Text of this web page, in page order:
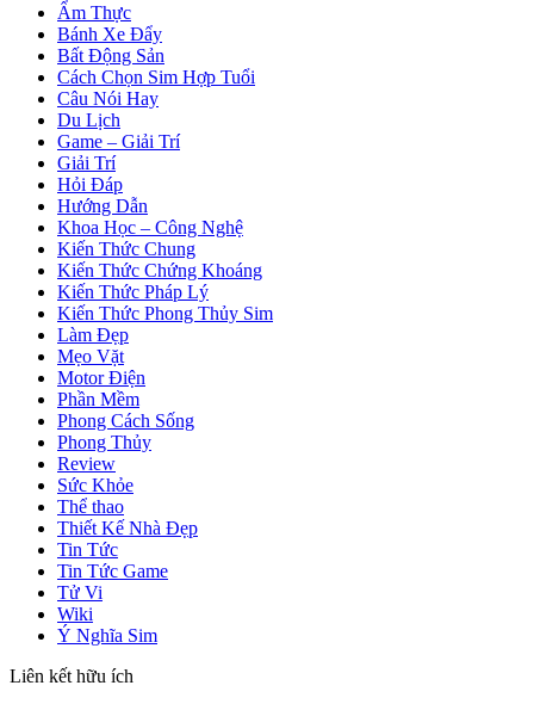
Ẩm Thực
Bánh Xe Đẩy
Bất Động Sản
Cách Chọn Sim Hợp Tuổi
Câu Nói Hay
Du Lịch
Game – Giải Trí
Giải Trí
Hỏi Đáp
Hướng Dẫn
Khoa Học – Công Nghệ
Kiến Thức Chung
Kiến Thức Chứng Khoáng
Kiến Thức Pháp Lý
Kiến Thức Phong Thủy Sim
Làm Đẹp
Mẹo Vặt
Motor Điện
Phần Mềm
Phong Cách Sống
Phong Thủy
Review
Sức Khỏe
Thể thao
Thiết Kế Nhà Đẹp
Tin Tức
Tin Tức Game
Tử Vi
Wiki
Ý Nghĩa Sim
Liên kết hữu ích